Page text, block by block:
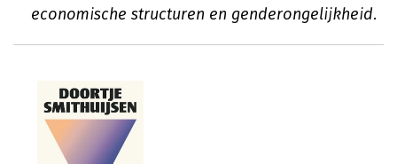
economische structuren en genderongelijkheid.